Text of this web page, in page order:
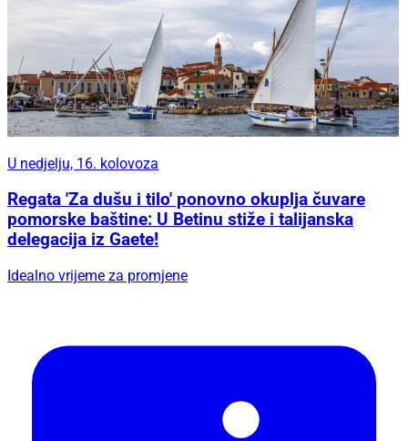
U nedjelju, 16. kolovoza
Regata 'Za dušu i tilo' ponovno okuplja čuvare
pomorske baštine: U Betinu stiže i talijanska
delegacija iz Gaete!
Idealno vrijeme za promjene